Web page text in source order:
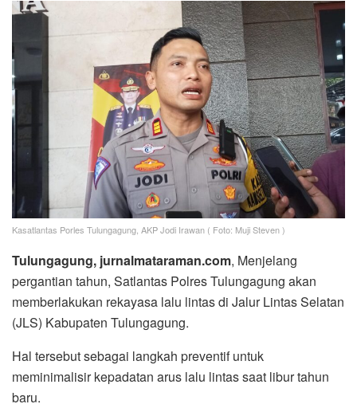
Kasatlantas Porles Tulungagung, AKP Jodi Irawan ( Foto: Muji Steven )
Tulungagung, jurnalmataraman.com, Menjelang
pergantian tahun, Satlantas Polres Tulungagung akan
memberlakukan rekayasa lalu lintas di Jalur Lintas Selatan
(JLS) Kabupaten Tulungagung.
Hal tersebut sebagai langkah preventif untuk
meminimalisir kepadatan arus lalu lintas saat libur tahun
baru.